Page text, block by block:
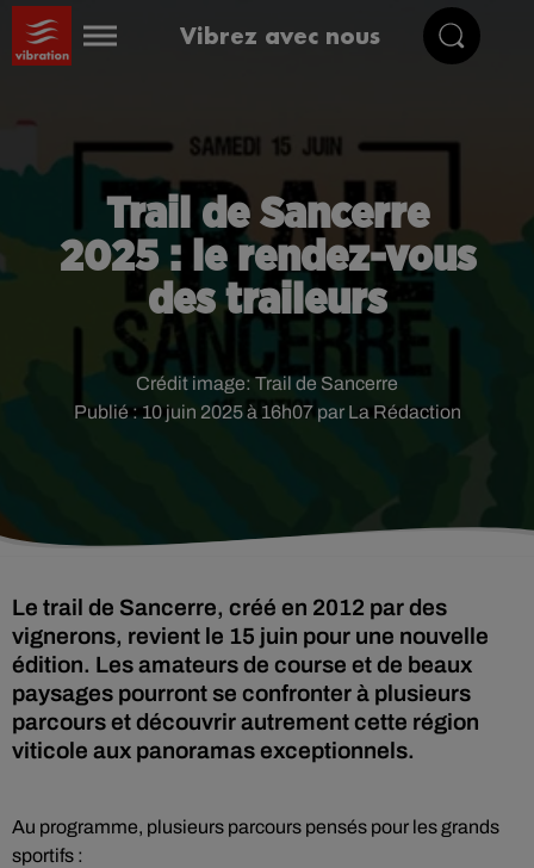
Vibrez avec nous
Trail de Sancerre
2025 : le rendez-vous
des traileurs
Publié : 10 juin 2025 à 16h07 par La Rédaction
Crédit image: Trail de Sancerre
Le trail de Sancerre, créé en 2012 par des
vignerons, revient le 15 juin pour une nouvelle
édition. Les amateurs de course et de beaux
paysages pourront se confronter à plusieurs
parcours et découvrir autrement cette région
viticole aux panoramas exceptionnels.
Au programme, plusieurs parcours pensés pour les grands
sportifs :